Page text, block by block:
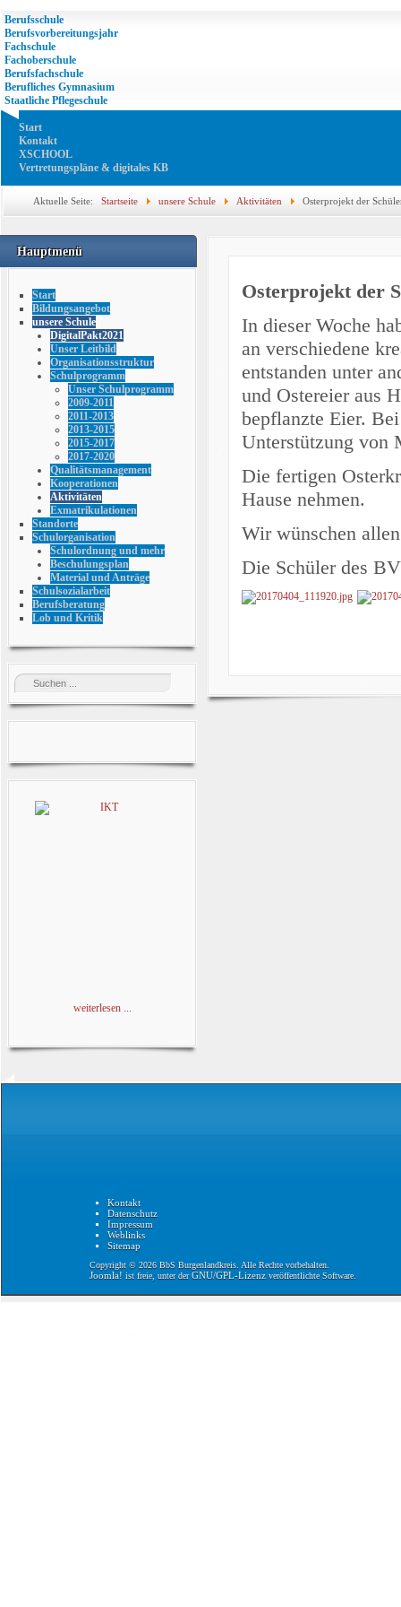
Berufsschule
Berufsvorbereitungsjahr
Fachschule
Fachoberschule
Berufsfachschule
Berufliches Gymnasium
Staatliche Pflegeschule
Start
Kontakt
XSCHOOL
Vertretungspläne & digitales KB
Aktuelle Seite: Startseite unsere Schule Aktivitäten Osterprojekt der
Hauptmenü
Start
Bildungsangebot
unsere Schule
DigitalPakt2021
Unser Leitbild
Organisationsstruktur
Schulprogramm
Unser Schulprogramm
2009-2011
2011-2013
2013-2015
2015-2017
2017-2020
Qualitätsmanagement
Kooperationen
Aktivitäten
Exmatrikulationen
Standorte
Schulorganisation
Schulordnung und mehr
Beschulungsplan
Material und Anträge
Schulsozialarbeit
Berufsberatung
Lob und Kritik
weiterlesen ...
Osterprojekt der
In dieser Woche
an verschiedene
entstanden unter
und Ostereier aus
bepflanzte Eier.
Unterstützung von
Die fertigen
Hause nehmen.
Wir wünschen
Die Schüler des
Kontakt
Datenschutz
Impressum
Weblinks
Sitemap
Copyright © 2026 BbS Burgenlandkreis. Alle Rechte vorbehalten.
Joomla! ist freie, unter derGNU/GPL-Lizenzveröffentlichte Software.